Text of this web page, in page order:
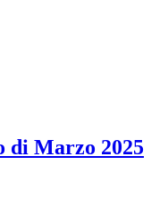
di Marzo 2025